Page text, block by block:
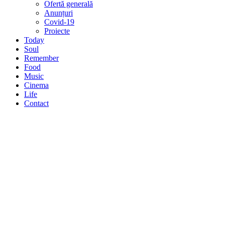
Ofertă generală
Anunțuri
Covid-19
Proiecte
Today
Soul
Remember
Food
Music
Cinema
Life
Contact